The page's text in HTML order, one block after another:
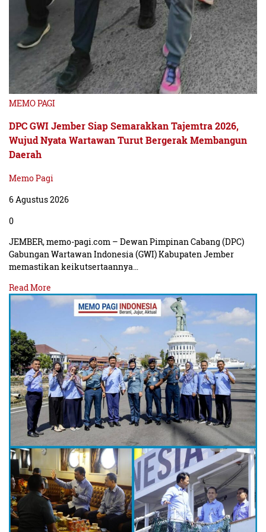
MEMO PAGI
DPC GWI Jember Siap Semarakkan Tajemtra 2026,
Wujud Nyata Wartawan Turut Bergerak Membangun
Daerah
Memo Pagi
6 Agustus 2026
0
JEMBER, memo-pagi.com – Dewan Pimpinan Cabang (DPC)
Gabungan Wartawan Indonesia (GWI) Kabupaten Jember
memastikan keikutsertaannya…
Read More